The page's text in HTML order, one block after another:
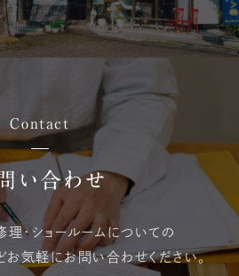
Contact
い合わせ
理・ ショールームについての
お気軽にお問い合わせください。